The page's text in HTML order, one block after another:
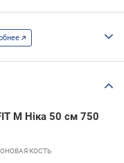
M Ніка 50 см 750